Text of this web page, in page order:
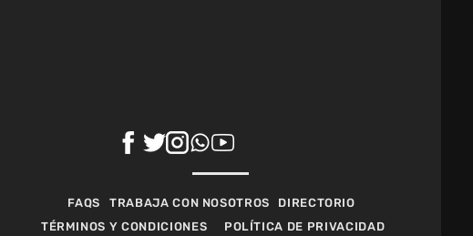
FAQS TRABAJA CON NOSOTROS
DIRECTORIO
TÉRMINOS Y CONDICIONES
POLÍTICA DE PRIVACIDAD